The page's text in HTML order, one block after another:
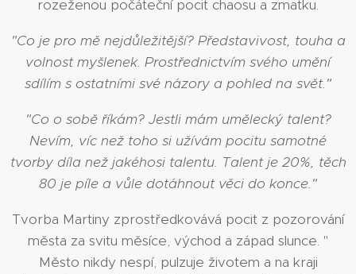
rozeženou počáteční pocit chaosu a zmatku.
"Co je pro mě nejdůležitější? Představivost, touha a
volnost myšlenek. Prostřednictvím svého umění
sdílím s ostatními své názory a pohled na svět."
"Co o sobě říkám? Jestli mám umělecký talent?
Nevím, víc než toho si užívám pocitu samotné
tvorby díla než jakéhosi talentu. Talent je 20%, těch
80 je píle a vůle dotáhnout věci do konce."
Tvorba Martiny zprostředkovává pocit z pozorování
města za svitu měsíce, východ a západ slunce. "
Město nikdy nespí, pulzuje životem a na kraji